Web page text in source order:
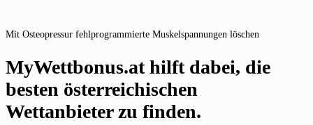
Mit Osteopressur fehlprogrammierte Muskelspannungen löschen
MyWettbonus.at hilft dabei, die
besten österreichischen
Wettanbieter zu finden.